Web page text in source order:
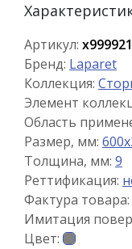
Артикул:
Бренд: Laparet
Коллекция:
Элемент
Область
Размер, мм:
Толщина, мм: 9
Реттификация:
Фактура товара:
Имитация
Цвет: